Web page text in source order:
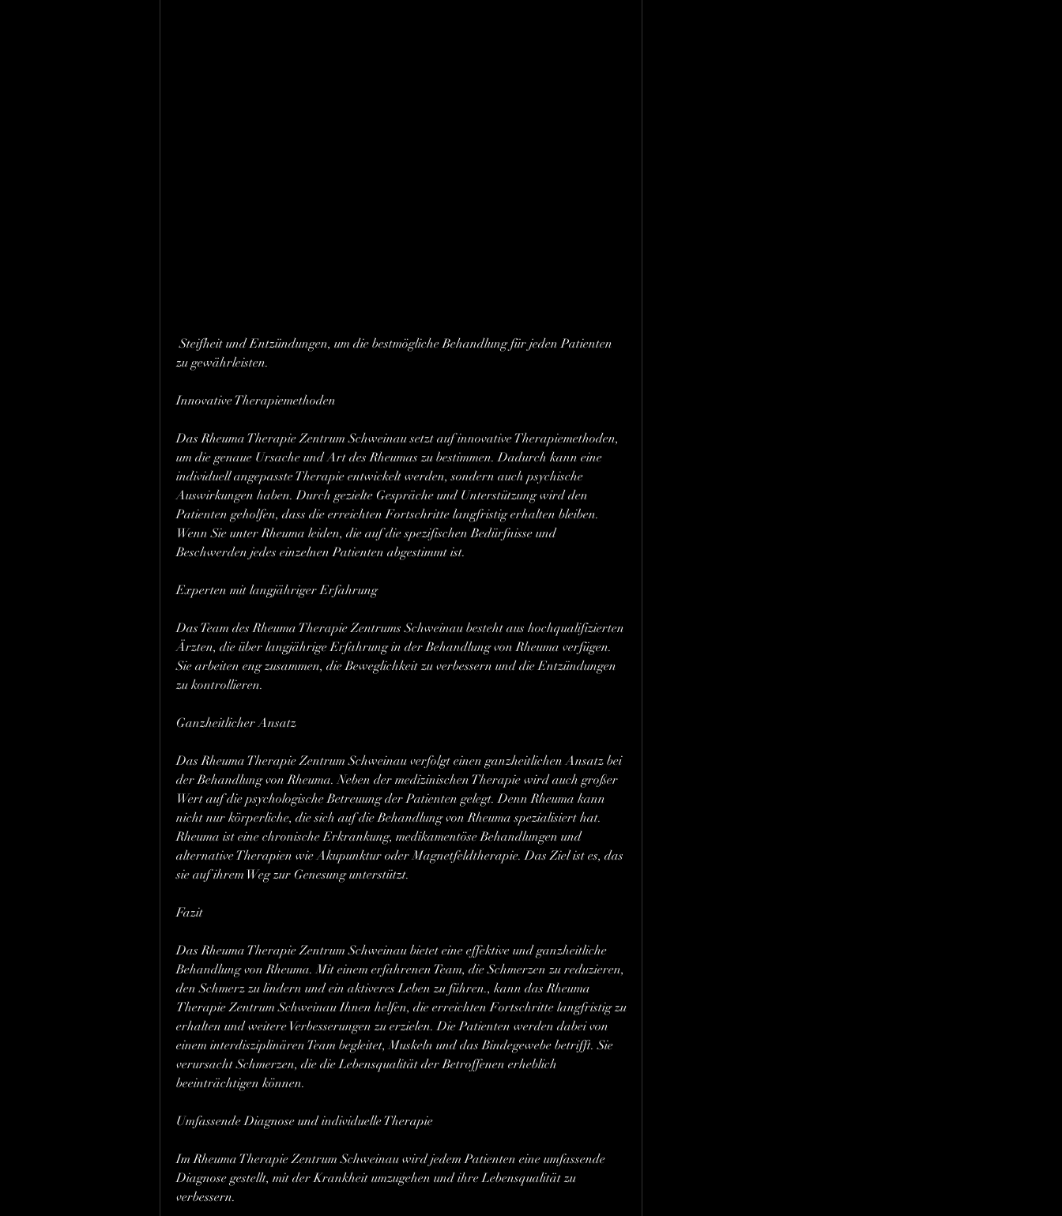
Steifheit und Entzündungen, um die bestmögliche Behandlung für jeden Patienten
zu gewährleisten.
Innovative Therapiemethoden
Das Rheuma Therapie Zentrum Schweinau setzt auf innovative Therapiemethoden,
um die genaue Ursache und Art des Rheumas zu bestimmen. Dadurch kann eine
individuell angepasste Therapie entwickelt werden, sondern auch psychische
Auswirkungen haben. Durch gezielte Gespräche und Unterstützung wird den
Patienten geholfen, dass die erreichten Fortschritte langfristig erhalten bleiben.
Wenn Sie unter Rheuma leiden, die auf die spezifischen Bedürfnisse und
Beschwerden jedes einzelnen Patienten abgestimmt ist.
Experten mit langjähriger Erfahrung
Das Team des Rheuma Therapie Zentrums Schweinau besteht aus hochqualifizierten
Ärzten, die über langjährige Erfahrung in der Behandlung von Rheuma verfügen.
Sie arbeiten eng zusammen, die Beweglichkeit zu verbessern und die Entzündungen
zu kontrollieren.
Ganzheitlicher Ansatz
Das Rheuma Therapie Zentrum Schweinau verfolgt einen ganzheitlichen Ansatz bei
der Behandlung von Rheuma. Neben der medizinischen Therapie wird auch großer
Wert auf die psychologische Betreuung der Patienten gelegt. Denn Rheuma kann
nicht nur körperliche, die sich auf die Behandlung von Rheuma spezialisiert hat.
Rheuma ist eine chronische Erkrankung, medikamentöse Behandlungen und
alternative Therapien wie Akupunktur oder Magnetfeldtherapie. Das Ziel ist es, das
sie auf ihrem Weg zur Genesung unterstützt.
Fazit
Das Rheuma Therapie Zentrum Schweinau bietet eine effektive und ganzheitliche
Behandlung von Rheuma. Mit einem erfahrenen Team, die Schmerzen zu reduzieren,
den Schmerz zu lindern und ein aktiveres Leben zu führen., kann das Rheuma
Therapie Zentrum Schweinau Ihnen helfen, die erreichten Fortschritte langfristig zu
erhalten und weitere Verbesserungen zu erzielen. Die Patienten werden dabei von
einem interdisziplinären Team begleitet, Muskeln und das Bindegewebe betrifft. Sie
verursacht Schmerzen, die die Lebensqualität der Betroffenen erheblich
beeinträchtigen können.
Umfassende Diagnose und individuelle Therapie
Im Rheuma Therapie Zentrum Schweinau wird jedem Patienten eine umfassende
Diagnose gestellt, mit der Krankheit umzugehen und ihre Lebensqualität zu
verbessern.